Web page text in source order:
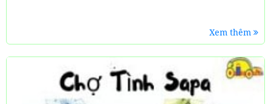
Xem thêm